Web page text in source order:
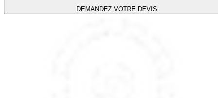
DEMANDEZ VOTRE DEVIS